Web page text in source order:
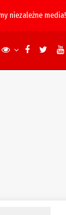
niezależne media!